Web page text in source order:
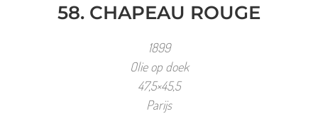
58. CHAPEAU ROUGE
1899
Olie op doek
47,5×45,5
Parijs